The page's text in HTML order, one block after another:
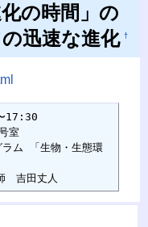
の時間」の
迅速な進化 †
17:30
室
ラム 「生物・生態環
　吉田丈人